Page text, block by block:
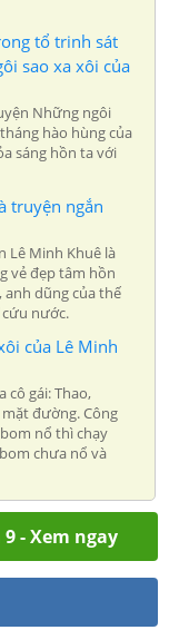
tổ trinh sát
sao xa xôi của
Những ngôi
hào hùng của
sáng hồn ta với
truyện ngắn
Lê Minh Khuê là
vẻ đẹp tâm hồn
anh dũng của thế
nước.
của Lê Minh
cô gái: Thao,
đường. Công
nổ thì chạy
chưa nổ và
- Xem ngay